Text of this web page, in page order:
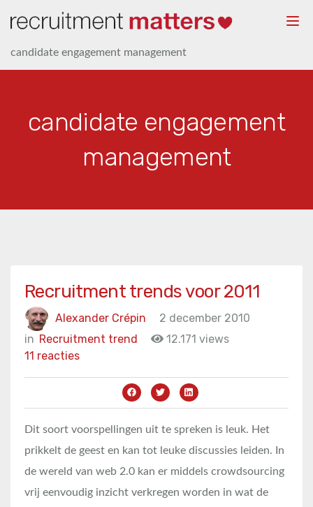
candidate engagement management
candidate engagement
management
Recruitment trends voor 2011
Alexander Crépin
2 december 2010
in Recruitment trend
12.171 views
11 reacties
Dit soort voorspellingen uit te spreken is leuk. Het
prikkelt de geest en kan tot leuke discussies leiden. In
de wereld van web 2.0 kan er middels crowdsourcing
vrij eenvoudig inzicht verkregen worden in wat de